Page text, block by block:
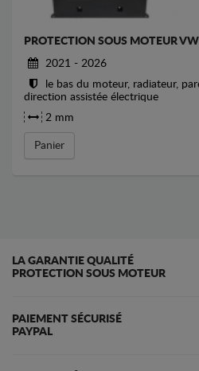
PROTECTION SOUS MOTEUR
2021 - 2026
le bas du moteur, radiateur,
direction assistée électrique
2 mm
Panier
LA GARANTIE QUALITÉ
PROTECTION SOUS MOTEUR
PAIEMENT SÉCURISÉ
PAYPAL